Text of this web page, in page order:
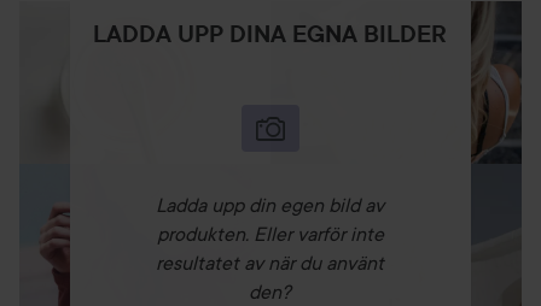
LADDA UPP DINA EGNA BILDER
Ladda upp din egen bild av
produkten. Eller varför inte
resultatet av när du använt
den?